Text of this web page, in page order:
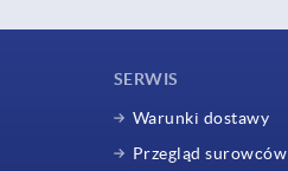
SERWIS
Warunki dostawy
Przegląd surowców